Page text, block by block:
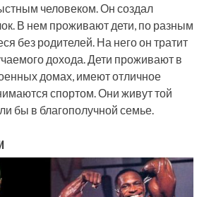
человеком. Он создал
В нем проживают дети, по разным
без родителей. На него он тратит
дохода. Дети проживают в
домах, имеют отличное
спортом. Они живут той
бы в благополучной семье.